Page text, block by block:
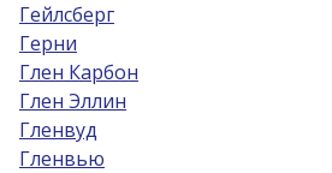
Гейлсберг
Герни
Глен Карбон
Глен Эллин
Гленвуд
Гленвью